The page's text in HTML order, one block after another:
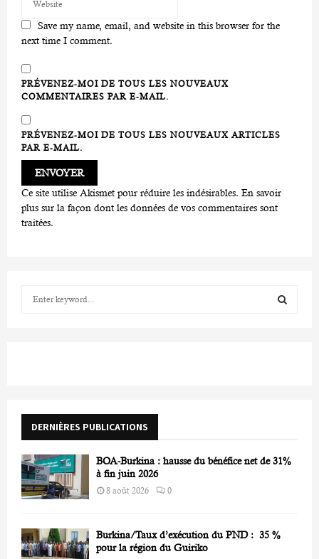
Save my name, email, and website in this browser for the
next time I comment.
PRÉVENEZ-MOI DE TOUS LES NOUVEAUX
COMMENTAIRES PAR E-MAIL.
PRÉVENEZ-MOI DE TOUS LES NOUVEAUX ARTICLES
PAR E-MAIL.
Ce site utilise Akismet pour réduire les indésirables. En savoir
plus sur la façon dont les données de vos commentaires sont
traitées.
r
DERNIÈRES PUBLICATIONS
BOA-Burkina : hausse du bénéfice net de 31%
à fin juin 2026
8 août 2026 0
Burkina/Taux d’exécution du PND : 35 %
pour la région du Guiriko